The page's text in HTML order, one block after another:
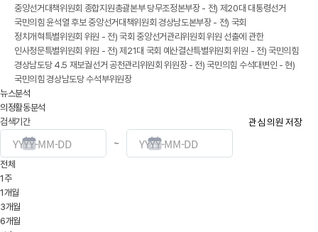
중앙선거대책위원회 종합지원총괄본부 당무조정본부장 - 전) 제20대 대통령선거
국민의힘 윤석열 후보 중앙선거대책위원회 경상남도본부장 - 전) 국회
정치개혁특별위원회 위원 - 전) 국회 중앙선거관리위원회 위원 선출에 관한
인사청문특별위원회 위원 - 전) 제21대 국회 예산결산특별위원회 위원 - 전) 국민의힘
경상남도당 4.5 재보궐선거 공천관리위원회 위원장 - 전) 국민의힘 수석대변인 - 현)
국민의힘 경상남도당 수석부위원장
뉴스분석
의정활동분석
관심 의원 저장
검색기간
~
전체
1주
1개월
3개월
6개월